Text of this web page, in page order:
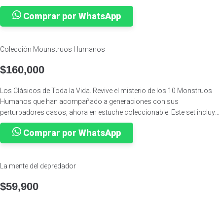
observan desde la sombra, los hermanos comienzan a descubrir que
la selva no es solo un lugar: es un mundo vivo, antiguo… y lleno de
secretos. Un duende del monte acecha los caminos. Un jaguar vigila
abrirse ante ellos. Mientras el mundo exterior los busca con
real y lo mágico desaparece, y donde sobrevivir depende de algo más
historia inspirada en hechos reales que se adentra en lo desconocido
para recordarnos que hay saberes que no se aprenden… se heredan. Y
que la selva, cuando decide hablar, nunca se equivoca. BASADA EN LA
HISTORIA REAL QUE CONMOVIÓ AL PAÍS
Comprar por WhatsApp
Colección Mounstruos Humanos
$160,000
Los Clásicos de Toda la Vida. Revive el misterio de los 10 Monstruos
Humanos que han acompañado a generaciones con sus
perturbadores casos, ahora en estuche coleccionable. Este set incluye
las siguientes 10 historias ilustradas: 📚 Ted Bundy 📚 Al Capone 📚
Bonnie & Clude 📚 Drácula 📚 Manson 📚 Jack el destripador 📚
Mengele 📚 Holmes 📚 Guilia Tofana 📚 Gilles de Rais
Comprar por WhatsApp
La mente del depredador
$59,900